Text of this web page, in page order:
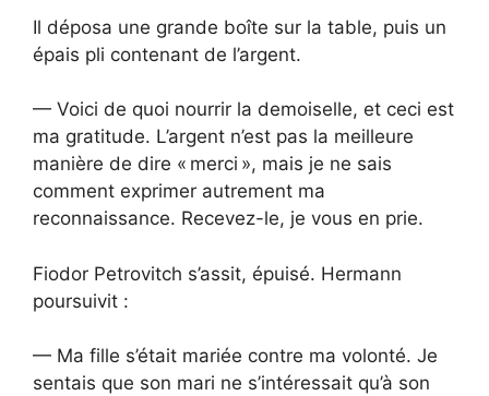
Il déposa une grande boîte sur la table, puis un
épais pli contenant de l’argent.
— Voici de quoi nourrir la demoiselle, et ceci est
ma gratitude. L’argent n’est pas la meilleure
manière de dire « merci », mais je ne sais
comment exprimer autrement ma
reconnaissance. Recevez-le, je vous en prie.
Fiodor Petrovitch s’assit, épuisé. Hermann
poursuivit :
— Ma fille s’était mariée contre ma volonté. Je
sentais que son mari ne s’intéressait qu’à son